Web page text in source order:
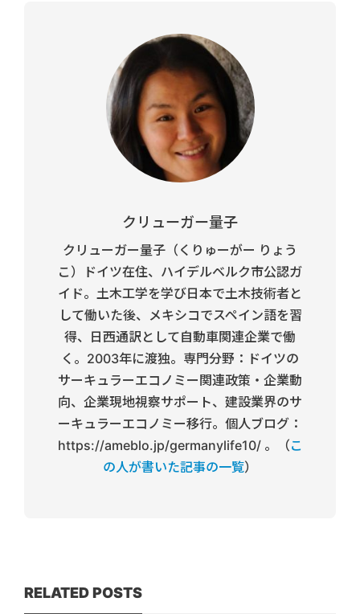
クリューガー量子
クリューガー量子（くりゅーがー りょう
こ）ドイツ在住、ハイデルベルク市公認ガ
イド。土木工学を学び日本で土木技術者と
して働いた後、メキシコでスペイン語を習
得、日西通訳として自動車関連企業で働
く。2003年に渡独。専門分野：ドイツの
サーキュラーエコノミー関連政策・企業動
向、企業現地視察サポート、建設業界のサ
ーキュラーエコノミー移行。個人ブログ：
https://ameblo.jp/germanylife10/ 。（こ
の人が書いた記事の一覧）
RELATED POSTS